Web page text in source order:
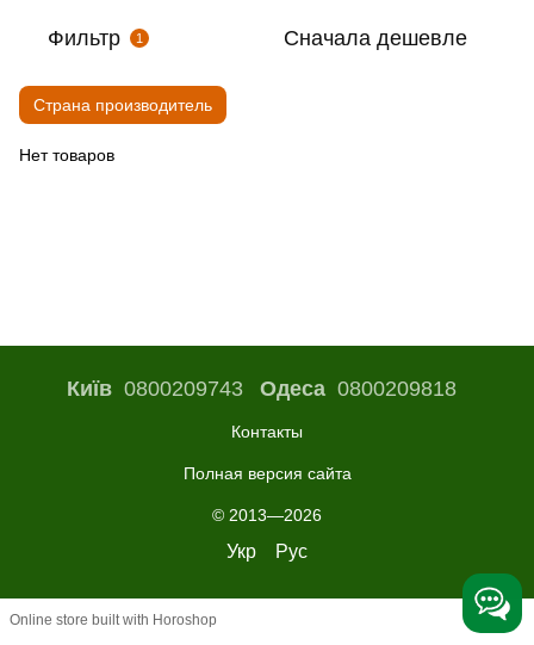
Фильтр 1 Сначала дешевле
Страна производитель
Нет товаров
Київ0800209743 Одеса0800209818
Контакты
Полная версия сайта
© 2013—2026
Укр Рус
Online store built with Horoshop